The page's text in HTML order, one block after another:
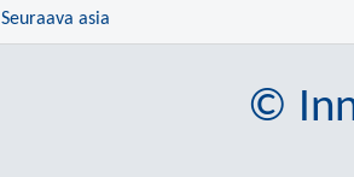
Seuraava asia
©